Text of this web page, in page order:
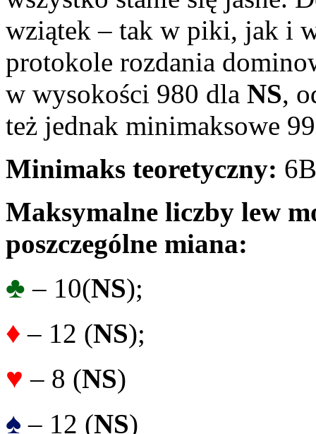
wziątek – tak w piki, jak i
protokole rozdania
w wysokości 980 dla NS,
też jednak minimaksowe
Minimaks teoretyczny:
Maksymalne liczby lew
poszczególne miana:
♣ – 10(NS);
♦ – 12 (NS);
♥ – 8 (NS)
♠ – 12 (NS)